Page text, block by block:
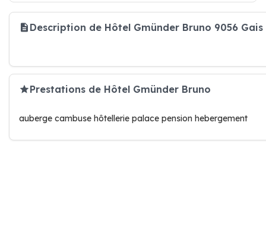
Description de Hôtel Gmünder Bruno 9056 Gais
Prestations de Hôtel Gmünder Bruno
auberge cambuse hôtellerie palace pension hebergement